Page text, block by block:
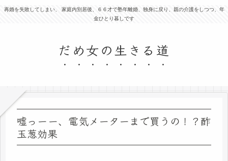
再婚を失敗してしまい、 家庭内別居後、６６才で塾年離婚、独身に戻り、親の介護をしつつ、年
金ひとり暮しです
だめ女の生きる道
嘘っーー、電気メーターまで買うの！？酢
玉葱効果